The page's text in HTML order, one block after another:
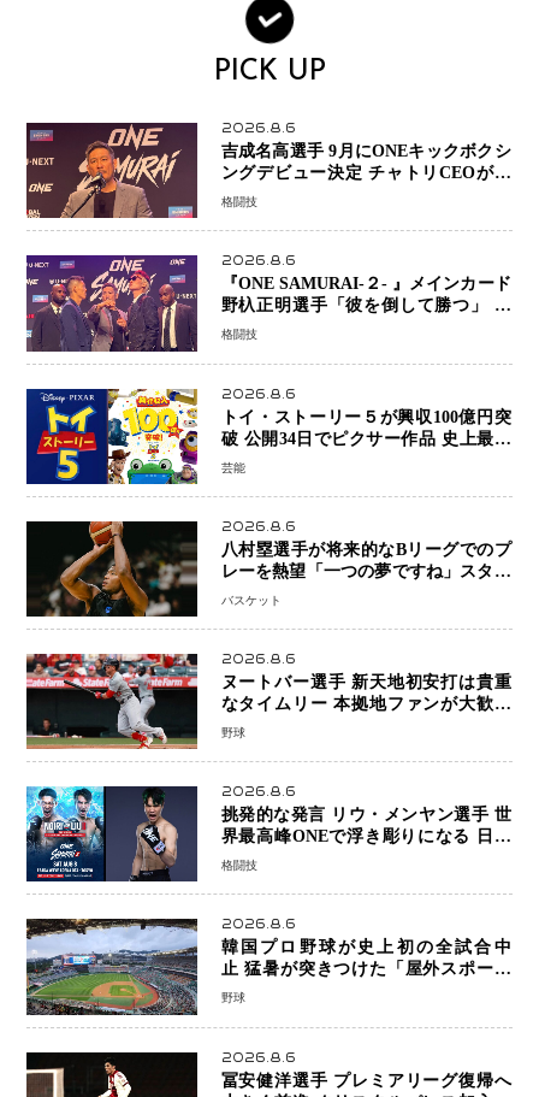
PICK UP
2026.8.6
吉成名高選手 9月にONEキックボクシ
ングデビュー決定 チャトリCEOがサ
プライズ発表 2カ月連続参戦へ
格闘技
2026.8.6
『ONE SAMURAI-２- 』メインカード
野杁正明選手「彼を倒して勝つ」 リ
ウ・メンヤンとの因縁に決着へ 再起
初戦
格闘技
2026.8.6
トイ・ストーリー５が興収100億円突
破 公開34日でピクサー作品 史上最速
日本歴代シリーズ最高更新も目前
芸能
2026.8.6
八村塁選手が将来的なBリーグでのプ
レーを熱望「一つの夢ですね」スター
帰還がリーグ価値を押し上げる可能性
バスケット
2026.8.6
ヌートバー選手 新天地初安打は貴重
なタイムリー 本拠地ファンが大歓声
笑顔で歓喜
野球
2026.8.6
挑発的な発言 リウ・メンヤン選手 世
界最高峰ONEで浮き彫りになる 日本
キックボクシングが直面する“技術
格闘技
2026.8.6
韓国プロ野球が史上初の全試合中
止 猛暑が突きつけた「屋外スポーツ
の限界」 日本発のドーム型施設時代
野球
2026.8.6
冨安健洋選手 プレミアリーグ復帰へ